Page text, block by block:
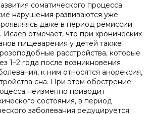
соматического процесса
нарушения развиваются уже
даже в период ремиссии
отмечает, что при хронических
пищеварения у детей также
расстройства, которые
1–2 года после возникновения
к ним относятся анорексия,
сна. При этом обострение
неизменно приводит
состояния, в период
заболевания редуцируется